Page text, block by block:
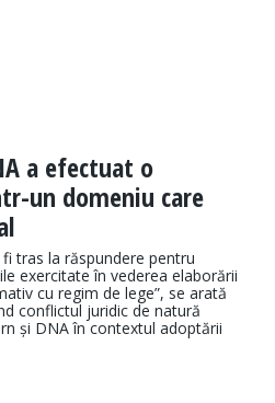
a efectuat o
un domeniu care
tras la răspundere pentru
exercitate în vederea elaborării
cu regim de lege”, se arată
conflictul juridic de natură
și DNA în contextul adoptării